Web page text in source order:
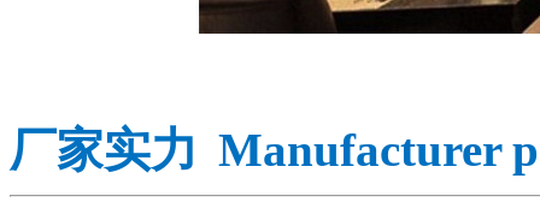
厂家实力 Manufacturer